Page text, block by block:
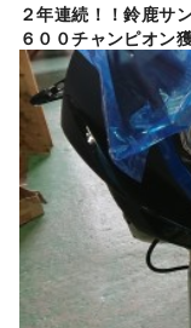
２年連続！！鈴鹿サ
６００チャンピオン